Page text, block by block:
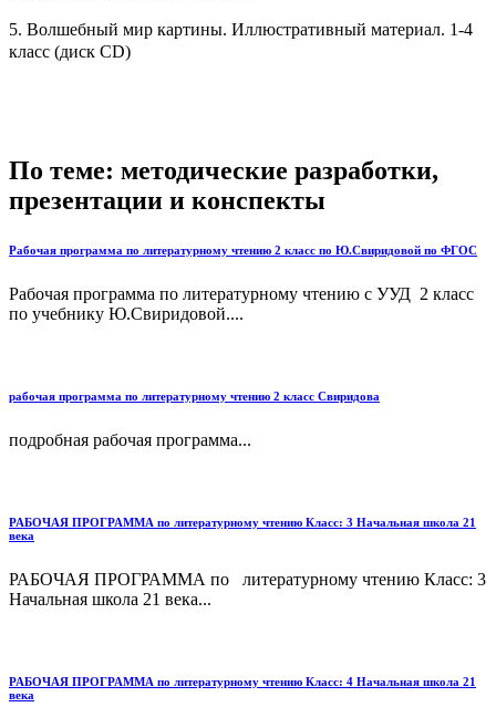
5. Волшебный мир картины. Иллюстративный материал. 1-4
класс (диск CD)
По теме: методические разработки,
презентации и конспекты
Рабочая программа по литературному чтению 2 класс по Ю.Свиридовой по ФГОС
Рабочая программа по литературному чтению с УУД 2 класс
по учебнику Ю.Свиридовой....
рабочая программа по литературному чтению 2 класс Свиридова
подробная рабочая программа...
РАБОЧАЯ ПРОГРАММА по литературному чтению Класс: 3 Начальная школа 21
века
РАБОЧАЯ ПРОГРАММА по литературному чтению Класс: 3
Начальная школа 21 века...
РАБОЧАЯ ПРОГРАММА по литературному чтению Класс: 4 Начальная школа 21
века